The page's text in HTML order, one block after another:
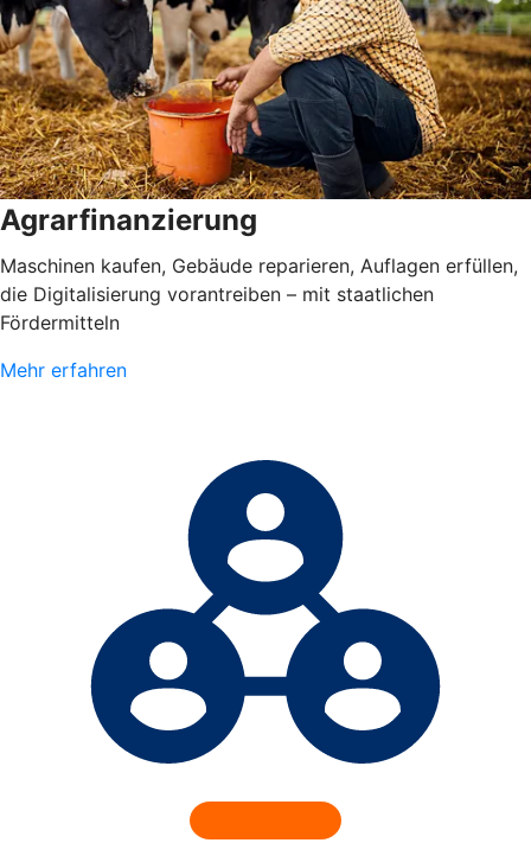
Agrarfinanzierung
Maschinen kaufen, Gebäude reparieren, Auflagen erfüllen,
die Digitalisierung vorantreiben – mit staatlichen
Fördermitteln
Mehr erfahren